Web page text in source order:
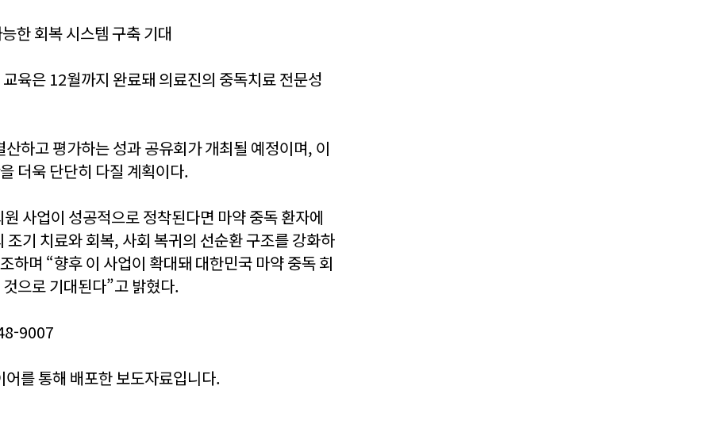
한 회복 시스템 구축 기대
육은 12월까지 완료돼 의료진의 중독치료 전문성
하고 평가하는 성과 공유회가 개최될 예정이며, 이
더욱 단단히 다질 계획이다.
사업이 성공적으로 정착된다면 마약 중독 환자에
기 치료와 회복, 사회 복귀의 선순환 구조를 강화하
하며 “향후 이 사업이 확대돼 대한민국 마약 중독 회
으로 기대된다”고 밝혔다.
9007
어를 통해 배포한 보도자료입니다.